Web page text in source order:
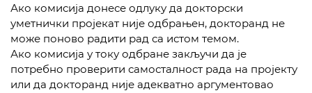
Ако комисија донесе одлуку да докторски
уметнички пројекат није одбрањен, докторанд не
може поново радити рад са истом темом.
Ако комисија у току одбране закључи да је
потребно проверити самосталност рада на пројекту
или да докторанд није адекватно аргументовао